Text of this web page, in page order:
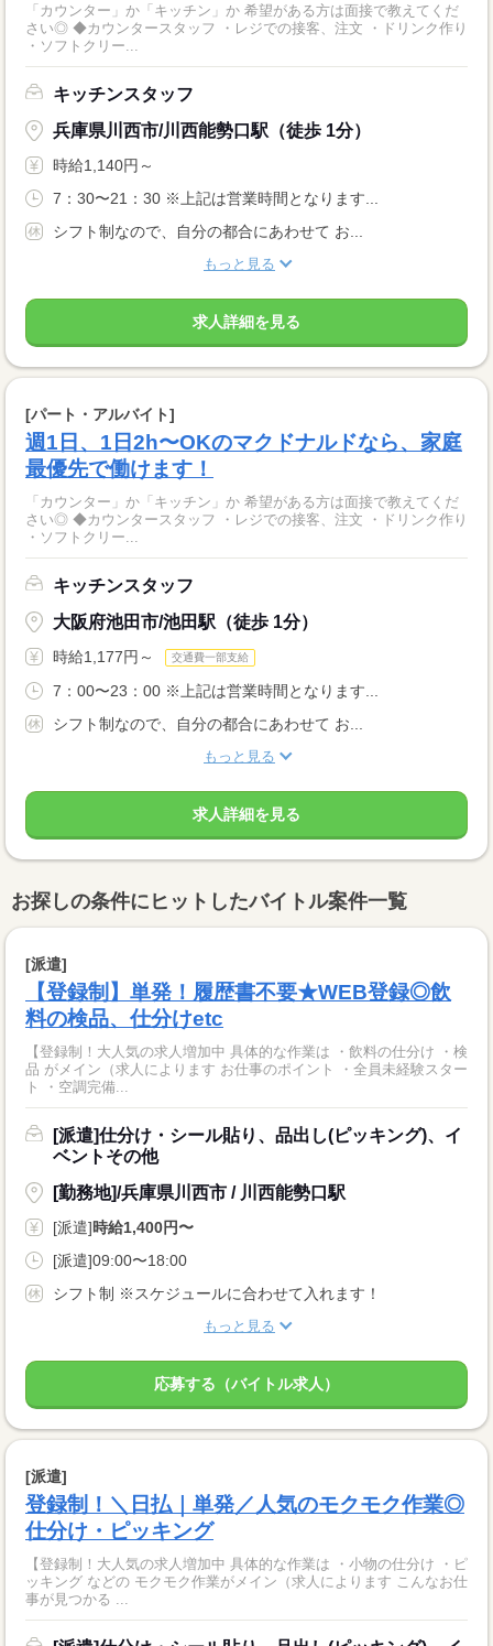
「カウンター」か「キッチン」か 希望がある方は面接で教えてくだ
さい◎ ◆カウンタースタッフ ・レジでの接客、注文 ・ドリンク作り
・ソフトクリー...
キッチンスタッフ
兵庫県川西市/川西能勢口駅（徒歩 1分）
時給1,140円～
7：30〜21：30 ※上記は営業時間となります...
シフト制なので、自分の都合にあわせて お...
もっと見る
求人詳細を見る
[パート・アルバイト]
週1日、1日2h〜OKのマクドナルドなら、家庭
最優先で働けます！
「カウンター」か「キッチン」か 希望がある方は面接で教えてくだ
さい◎ ◆カウンタースタッフ ・レジでの接客、注文 ・ドリンク作り
・ソフトクリー...
キッチンスタッフ
大阪府池田市/池田駅（徒歩 1分）
時給1,177円～ 交通費一部支給
7：00〜23：00 ※上記は営業時間となります...
シフト制なので、自分の都合にあわせて お...
もっと見る
求人詳細を見る
お探しの条件にヒットしたバイトル案件一覧
[派遣]
【登録制】単発！履歴書不要★WEB登録◎飲
料の検品、仕分けetc
【登録制！大人気の求人増加中 具体的な作業は ・飲料の仕分け ・検
品 がメイン（求人によります お仕事のポイント ・全員未経験スター
ト ・空調完備...
[派遣]仕分け・シール貼り、品出し(ピッキング)、イ
ベントその他
[勤務地]/兵庫県川西市 / 川西能勢口駅
[派遣]時給1,400円〜
[派遣]09:00〜18:00
シフト制 ※スケジュールに合わせて入れます！
もっと見る
応募する（バイトル求人）
[派遣]
登録制！＼日払｜単発／人気のモクモク作業◎
仕分け・ピッキング
【登録制！大人気の求人増加中 具体的な作業は ・小物の仕分け ・ピ
ッキング などの モクモク作業がメイン（求人によります こんなお仕
事が見つかる ...